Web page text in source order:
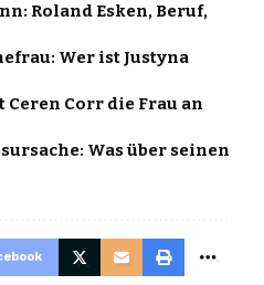
Roland Esken, Beruf,
Wer ist Justyna
Corr die Frau an
Was über seinen